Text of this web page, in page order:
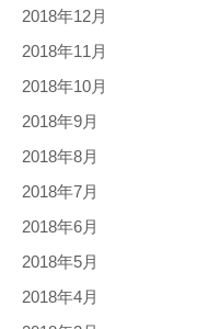
2018年12月
2018年11月
2018年10月
2018年9月
2018年8月
2018年7月
2018年6月
2018年5月
2018年4月